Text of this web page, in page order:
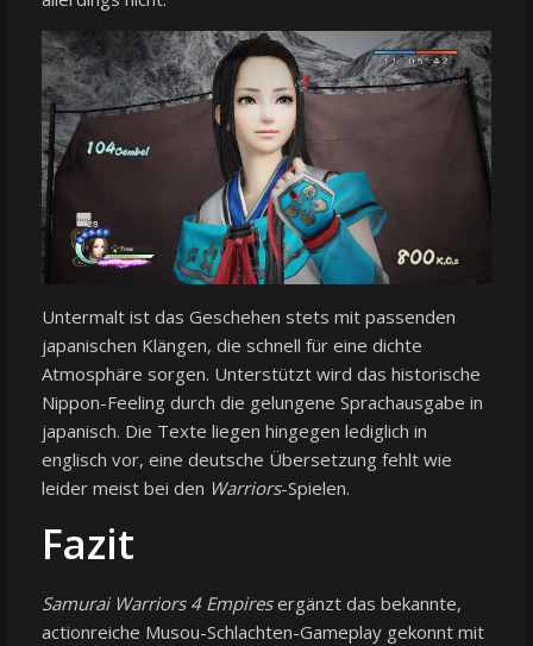
Untermalt ist das Geschehen stets mit passenden
japanischen Klängen, die schnell für eine dichte
Atmosphäre sorgen. Unterstützt wird das historische
Nippon-Feeling durch die gelungene Sprachausgabe in
japanisch. Die Texte liegen hingegen lediglich in
englisch vor, eine deutsche Übersetzung fehlt wie
leider meist bei den Warriors-Spielen.
Fazit
Samurai Warriors 4 Empiresergänzt das bekannte,
actionreiche Musou-Schlachten-Gameplay gekonnt mit